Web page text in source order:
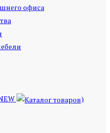
офиса
)